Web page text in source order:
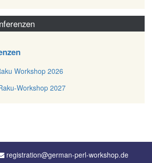
Workshop 2026
Workshop 2027
registration@german-perl-workshop.de